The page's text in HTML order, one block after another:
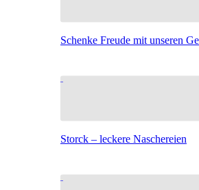
Schenke Freude mit unseren
Storck – leckere Naschereien